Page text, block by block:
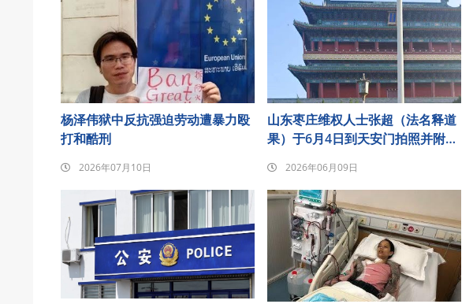
杨泽伟狱中反抗强迫劳动遭暴力殴
打和酷刑
2026年07月10日
山东枣庄维权人士张超（法名释道
果）于6月4日到天安门拍照并附诗
2026年06月09日